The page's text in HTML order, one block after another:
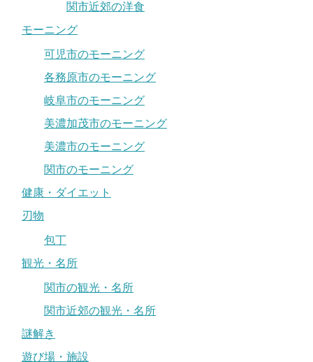
関市近郊の洋食
モーニング
可児市のモーニング
各務原市のモーニング
岐阜市のモーニング
美濃加茂市のモーニング
美濃市のモーニング
関市のモーニング
健康・ダイエット
刃物
包丁
観光・名所
関市の観光・名所
関市近郊の観光・名所
謎解き
遊び場・施設